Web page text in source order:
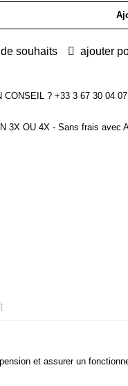
souhaits ajouter
CONSEIL ? +33 3 67 30 04 07
3X OU 4X - Sans frais avec
et assurer un